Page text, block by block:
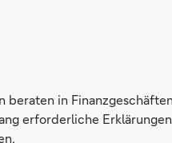
beraten in
erforderliche